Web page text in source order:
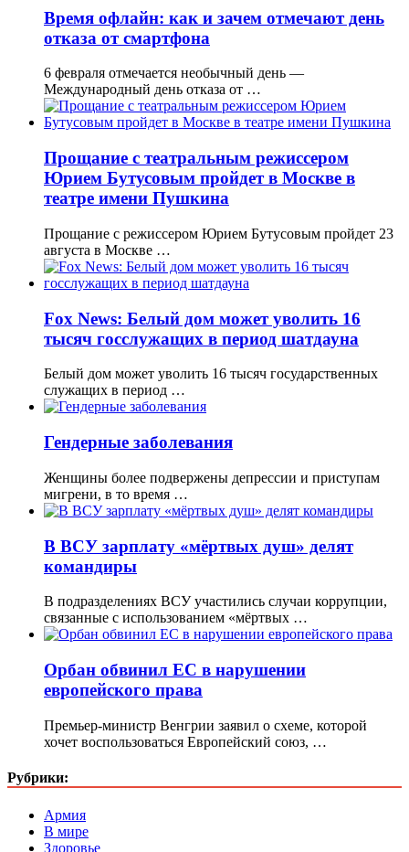
Время офлайн: как и зачем отмечают день
отказа от смартфона
6 февраля отмечается необычный день —
Международный день отказа от …
Прощание с театральным режиссером
Юрием Бутусовым пройдет в Москве в
театре имени Пушкина
Прощание с режиссером Юрием Бутусовым пройдет 23
августа в Москве …
Fox News: Белый дом может уволить 16
тысяч госслужащих в период шатдауна
Белый дом может уволить 16 тысяч государственных
служащих в период …
Гендерные заболевания
Женщины более подвержены депрессии и приступам
мигрени, в то время …
В ВСУ зарплату «мёртвых душ» делят
командиры
В подразделениях ВСУ участились случаи коррупции,
связанные с использованием «мёртвых …
Орбан обвинил ЕС в нарушении
европейского права
Премьер-министр Венгрии заявил о схеме, которой
хочет воспользоваться Европейский союз, …
Рубрики:
Армия
В мире
Здоровье